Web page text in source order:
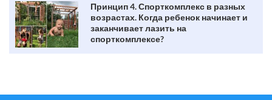
Принцип 4. Спорткомплекс в разных
возрастах. Когда ребенок начинает и
заканчивает лазить на
спорткомплексе?